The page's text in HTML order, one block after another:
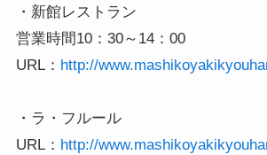
・新館レストラン
営業時間10：30～14：00
URL： http://
・ラ・フルール
URL： http://